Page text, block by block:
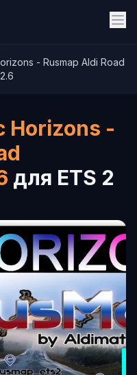
- Rusmap Aldi Road
Horizons -
для ETS 2